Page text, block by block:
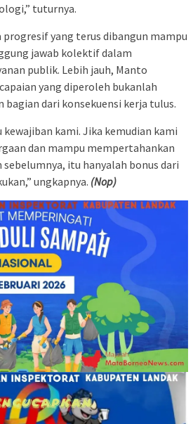
tuturnya.
yang terus dibangun mampu
jawab kolektif dalam
publik. Lebih jauh, Manto
yang diperoleh bukanlah
dari konsekuensi kerja tulus.
kami. Jika kemudian kami
dan mampu mempertahankan
itu hanyalah bonus dari
ungkapnya. (Nop)